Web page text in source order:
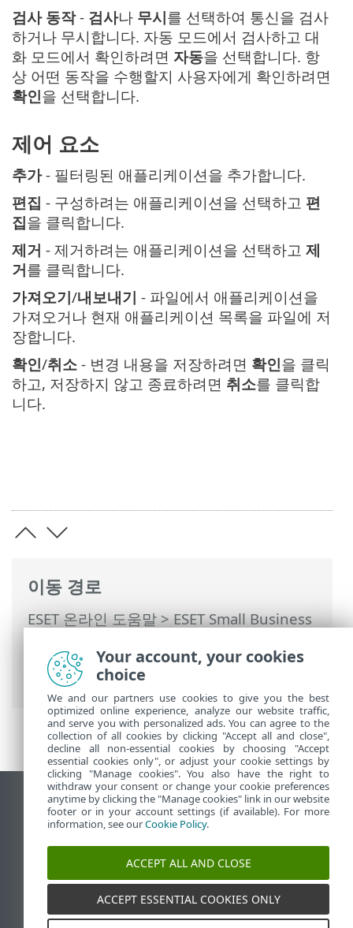
이동 경로
ESET 온라인 도움말>ESET Small Business
운용>고급 설정>보호>SSL/TLS> 애플리
케이션 검사 규칙
검사 동작- 검사나 무시를 선택하여 통신을 검사
하거나 무시합니다. 자동 모드에서 검사하고 대
화 모드에서 확인하려면 자동을 선택합니다. 항
상 어떤 동작을 수행할지 사용자에게 확인하려면
확인을 선택합니다.
제어 요소
추가- 필터링된 애플리케이션을 추가합니다.
편집 - 구성하려는 애플리케이션을 선택하고 편
집을 클릭합니다.
제거 - 제거하려는 애플리케이션을 선택하고 제
거를 클릭합니다.
가져오기/내보내기 - 파일에서 애플리케이션을
가져오거나 현재 애플리케이션 목록을 파일에 저
장합니다.
확인/취소 - 변경 내용을 저장하려면 확인을 클릭
하고, 저장하지 않고 종료하려면 취소를 클릭합
니다.
데스크톱 사이트 보기
End of Life
ESET 지식 베이스
ESET Status Portal
국가별 지원
Your account, your cookies
choice
We and our partners use cookies to give you the best
optimized online experience, analyze our website traffic,
and serve you with personalized ads. You can agree to the
collection of all cookies by clicking "Accept all and close",
decline all non-essential cookies by choosing "Accept
essential cookies only", or adjust your cookie settings by
clicking "Manage cookies". You also have the right to
withdraw your consent or change your cookie preferences
anytime by clicking the "Manage cookies" link in our website
footer or in your account settings (if available). For more
information, see ourCookie Policy.
ACCEPT ALL AND CLOSE
ACCEPT ESSENTIAL COOKIES ONLY